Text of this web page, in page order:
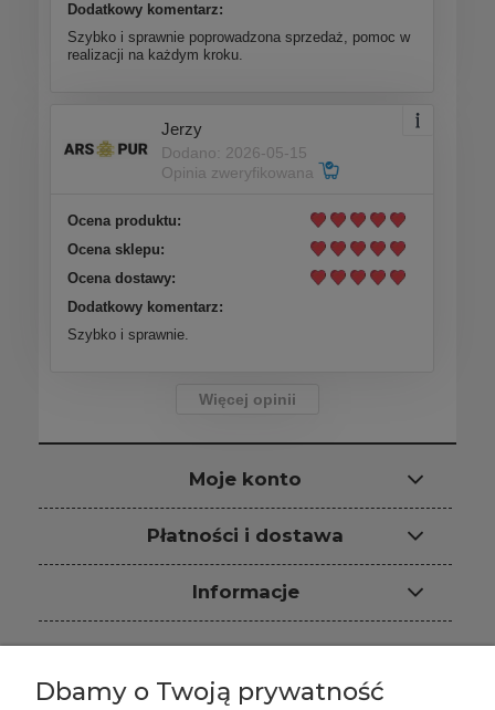
Dodatkowy komentarz:
Szybko i sprawnie poprowadzona sprzedaż, pomoc w
realizacji na każdym kroku.
Jerzy
Dodano: 2026-05-15
Opinia zweryfikowana
Ocena produktu:
Ocena sklepu:
Ocena dostawy:
Dodatkowy komentarz:
Szybko i sprawnie.
Więcej opinii
Moje konto
Płatności i dostawa
Informacje
Dbamy o Twoją prywatność